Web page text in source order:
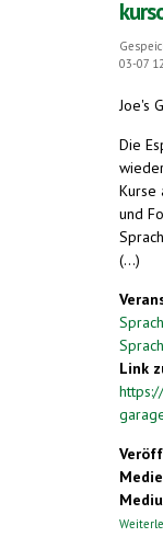
03-07
Joe's
Die
Kurse
und
(...)
Link